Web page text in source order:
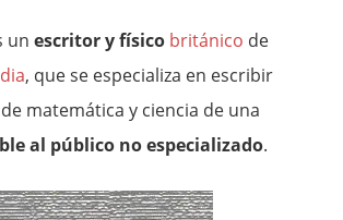
unescritor y físico británico de
, que se especializa en escribir
matemática y ciencia de una
al público no especializado.